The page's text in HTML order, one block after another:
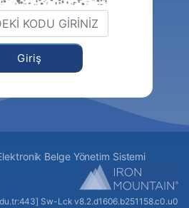
Giriş
Belge Yönetim Sistemi
Sw-Lck v8.2.d1606.b251158.c0.u0